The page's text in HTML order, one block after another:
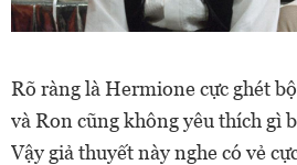
Rõ ràng là Hermione cực ghét
và Ron cũng không yêu thích gì
Vậy giả thuyết này nghe có vẻ